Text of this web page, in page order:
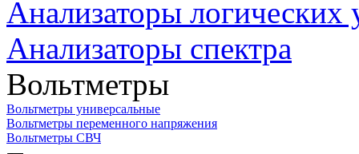
Анализаторы логических
Анализаторы спектра
Вольтметры
Вольтметры универсальные
Вольтметры переменного напряжения
Вольтметры СВЧ